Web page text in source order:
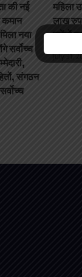
की नई
कमान
नया
सर्वोच्च
संगठन
महिला
लाख
एजेंटों
July 31,